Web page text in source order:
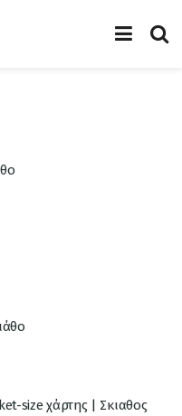
size χάρτης | Σκιαθος